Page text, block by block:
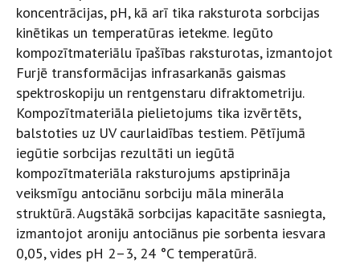
koncentrācijas, pH, kā arī tika raksturota sorbcijas
kinētikas un temperatūras ietekme. Iegūto
kompozītmateriālu īpašības raksturotas, izmantojot
Furjē transformācijas infrasarkanās gaismas
spektroskopiju un rentgenstaru difraktometriju.
Kompozītmateriāla pielietojums tika izvērtēts,
balstoties uz UV caurlaidības testiem. Pētījumā
iegūtie sorbcijas rezultāti un iegūtā
kompozītmateriāla raksturojums apstiprināja
veiksmīgu antociānu sorbciju māla minerāla
struktūrā. Augstākā sorbcijas kapacitāte sasniegta,
izmantojot aroniju antociānus pie sorbenta iesvara
0,05, vides pH 2–3, 24 °C temperatūrā.